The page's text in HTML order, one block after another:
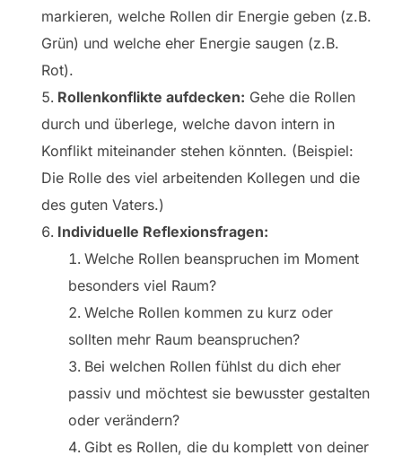
markieren, welche Rollen dir Energie geben (z.B.
Grün) und welche eher Energie saugen (z.B.
Rot).
Rollenkonflikte aufdecken: Gehe die Rollen
durch und überlege, welche davon intern in
Konflikt miteinander stehen könnten. (Beispiel:
Die Rolle des viel arbeitenden Kollegen und die
des guten Vaters.)
Individuelle Reflexionsfragen:
Welche Rollen beanspruchen im Moment
besonders viel Raum?
Welche Rollen kommen zu kurz oder
sollten mehr Raum beanspruchen?
Bei welchen Rollen fühlst du dich eher
passiv und möchtest sie bewusster gestalten
oder verändern?
Gibt es Rollen, die du komplett von deiner